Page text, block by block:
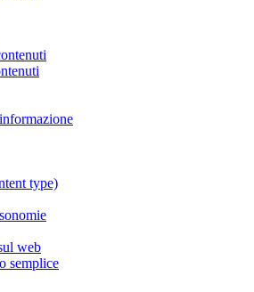
type)
web
semplice